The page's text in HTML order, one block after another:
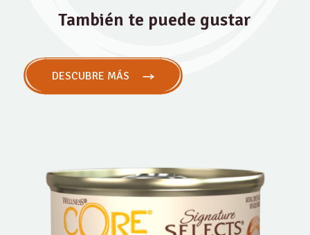
También te puede gustar
DESCUBRE MÁS